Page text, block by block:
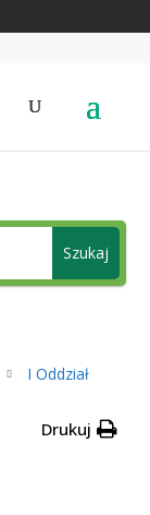
Szukaj
I Oddział
Drukuj